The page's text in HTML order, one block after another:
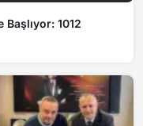
Başlıyor: 1012